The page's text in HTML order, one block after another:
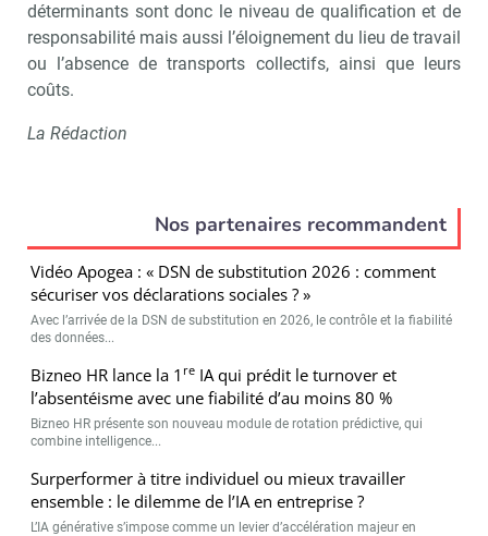
déterminants sont donc le niveau de qualification et de
responsabilité mais aussi l’éloignement du lieu de travail
ou l’absence de transports collectifs, ainsi que leurs
coûts.
La Rédaction
Nos partenaires recommandent
Vidéo Apogea : « DSN de substitution 2026 : comment
sécuriser vos déclarations sociales ? »
Avec l’arrivée de la DSN de substitution en 2026, le contrôle et la fiabilité
des données...
Bizneo HR lance la 1 re IA qui prédit le turnover et
l’absentéisme avec une fiabilité d’au moins 80 %
Bizneo HR présente son nouveau module de rotation prédictive, qui
combine intelligence...
Surperformer à titre individuel ou mieux travailler
ensemble : le dilemme de l’IA en entreprise ?
L’IA générative s’impose comme un levier d’accélération majeur en